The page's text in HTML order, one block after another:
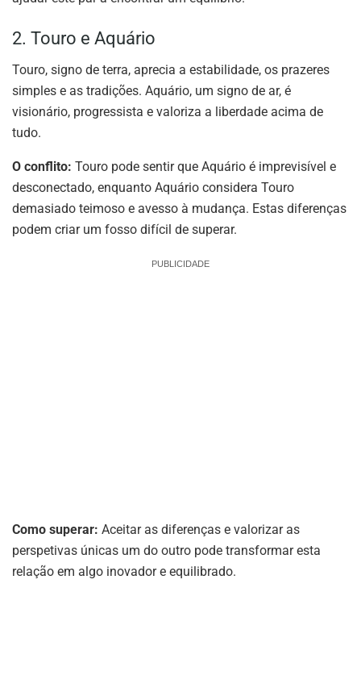
2. Touro e Aquário
Touro, signo de terra, aprecia a estabilidade, os prazeres
simples e as tradições. Aquário, um signo de ar, é
visionário, progressista e valoriza a liberdade acima de
tudo.
O conflito: Touro pode sentir que Aquário é imprevisível e
desconectado, enquanto Aquário considera Touro
demasiado teimoso e avesso à mudança. Estas diferenças
podem criar um fosso difícil de superar.
PUBLICIDADE
Como superar: Aceitar as diferenças e valorizar as
perspetivas únicas um do outro pode transformar esta
relação em algo inovador e equilibrado.